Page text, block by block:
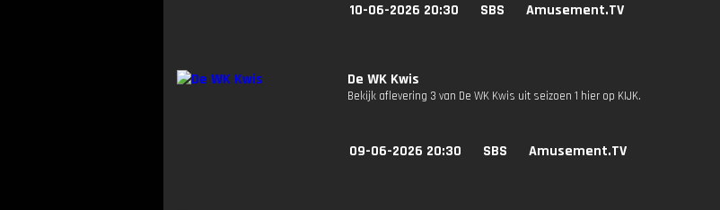
10-06-2026 20:30 SBS Amusement.TV
De WK Kwis
Bekijk aflevering 3 van De WK Kwis uit seizoen 1 hier op KIJK.
09-06-2026 20:30 SBS Amusement.TV